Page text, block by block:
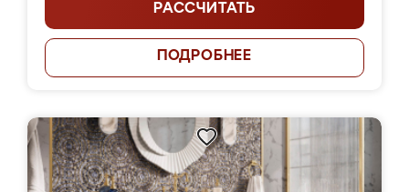
РАССЧИТАТЬ
ПОДРОБНЕЕ